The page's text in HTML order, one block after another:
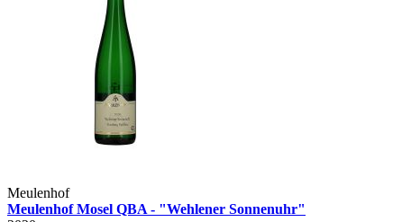
Meulenhof
Meulenhof Mosel QBA - "Wehlener Sonnenuhr"